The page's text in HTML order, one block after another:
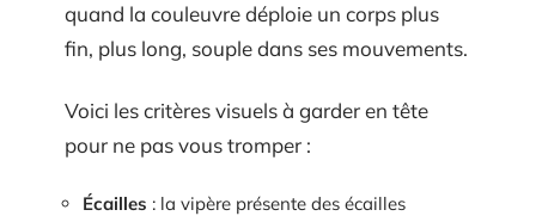
quand la couleuvre déploie un corps plus
fin, plus long, souple dans ses mouvements.
Voici les critères visuels à garder en tête
pour ne pas vous tromper :
Écailles : la vipère présente des écailles